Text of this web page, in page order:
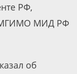
РФ,
МГИМО МИД РФ
об